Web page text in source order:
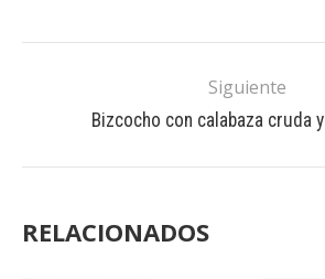
Siguiente
Bizcocho con calabaza cruda
RELACIONADOS